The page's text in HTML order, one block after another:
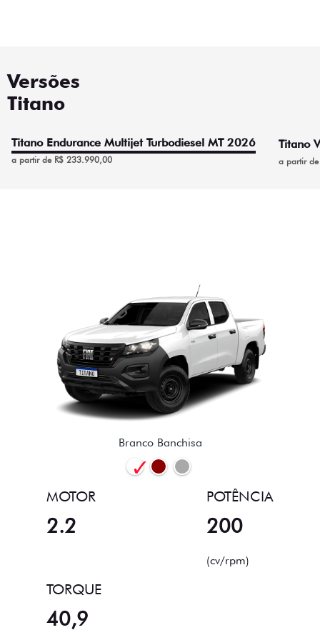
Versões
Titano
Titano Endurance Multijet Turbodiesel MT 2026
a partir de R$ 233.990,00
Titano
a partir
Branco Banchisa
MOTOR
2.2
POTÊNCIA
200
(cv/rpm)
TORQUE
40,9